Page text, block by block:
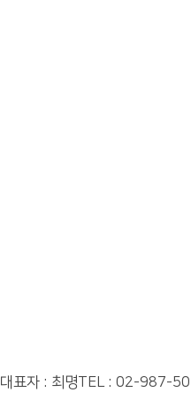
대표자 : 최명TEL : 02-987-50